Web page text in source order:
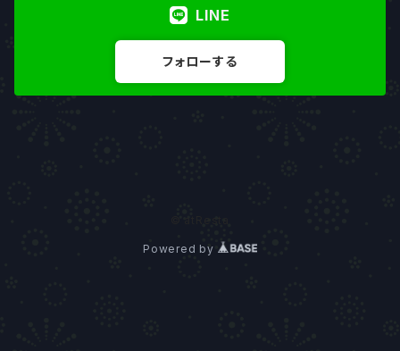
LINE
フォローする
Powered by